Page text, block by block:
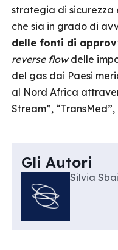
strategia di
che sia in grado di
delle fonti di
reverse flowdelle
del gas dai Paesi
al Nord Africa
Stream”,
Gli Autori
Silvia